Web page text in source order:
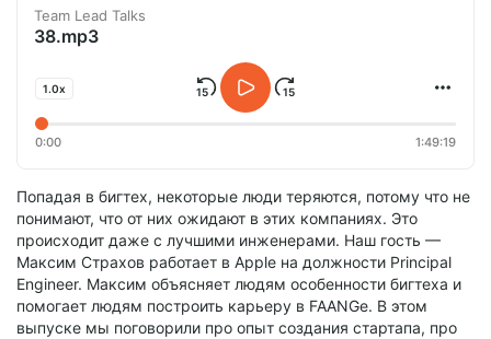
Team Lead Talks
38.mp3
1.0x
0:00 1:49:19
Попадая в бигтех, некоторые люди теряются, потому что не
понимают, что от них ожидают в этих компаниях. Это
происходит даже с лучшими инженерами. Наш гость —
Максим Страхов работает в Apple на должности Principal
Engineer. Максим объясняет людям особенности бигтеха и
помогает людям построить карьеру в FAANGе. В этом
выпуске мы поговорили про опыт создания стартапа, про